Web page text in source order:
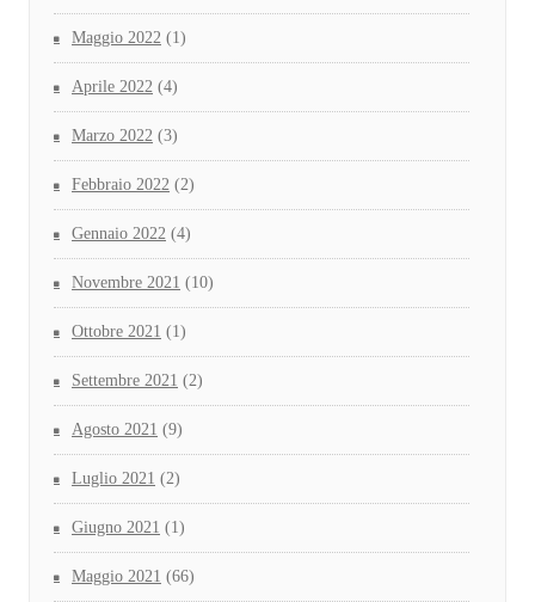
Maggio 2022 (1)
Aprile 2022 (4)
Marzo 2022 (3)
Febbraio 2022 (2)
Gennaio 2022 (4)
Novembre 2021 (10)
Ottobre 2021 (1)
Settembre 2021 (2)
Agosto 2021 (9)
Luglio 2021 (2)
Giugno 2021 (1)
Maggio 2021 (66)